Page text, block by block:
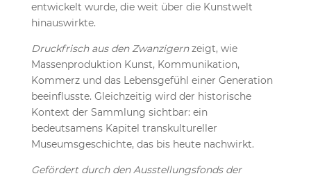
entwickelt wurde, die weit über die Kunstwelt
hinauswirkte.
Druckfrisch aus den Zwanzigernzeigt, wie
Massenproduktion Kunst, Kommunikation,
Kommerz und das Lebensgefühl einer Generation
beeinflusste. Gleichzeitig wird der historische
Kontext der Sammlung sichtbar: ein
bedeutsamens Kapitel transkultureller
Museumsgeschichte, das bis heute nachwirkt.
Gefördert durch den Ausstellungsfonds der